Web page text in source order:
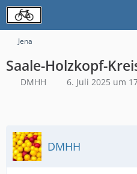
Jena
Saale-Holzkopf-
DMHH 6. Juli 2025 um
DMHH